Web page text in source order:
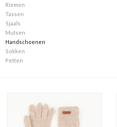
Riemen
Tassen
Sjaals
Mutsen
Handschoenen
Sokken
Petten